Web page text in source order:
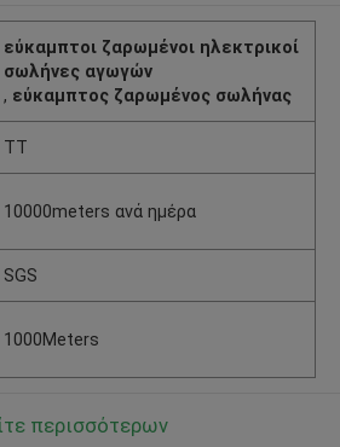
εύκαμπτοι ζαρωμένοι ηλεκτρικοί
σωλήνες αγωγών
, εύκαμπτος ζαρωμένος σωλήνας
TT
10000meters ανά ημέρα
SGS
1000Meters
περισσότερων